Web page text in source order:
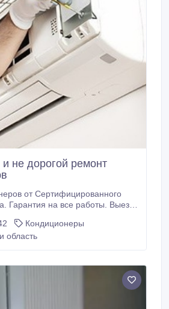
и не дорогой ремонт
от Сертифицированного
выезд специалиста -
и производителей. Любая
Кондиционеры
область